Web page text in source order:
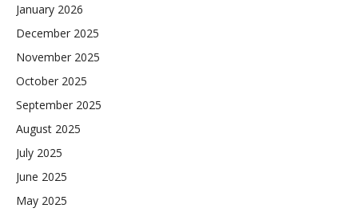
January 2026
December 2025
November 2025
October 2025
September 2025
August 2025
July 2025
June 2025
May 2025